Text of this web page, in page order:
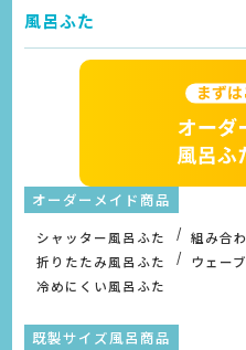
風呂ふた
オーダーメイド商品
シャッター風呂ふた
組み合
折りたたみ風呂ふた
ウェー
冷めにくい風呂ふた
既製サイズ風呂商品